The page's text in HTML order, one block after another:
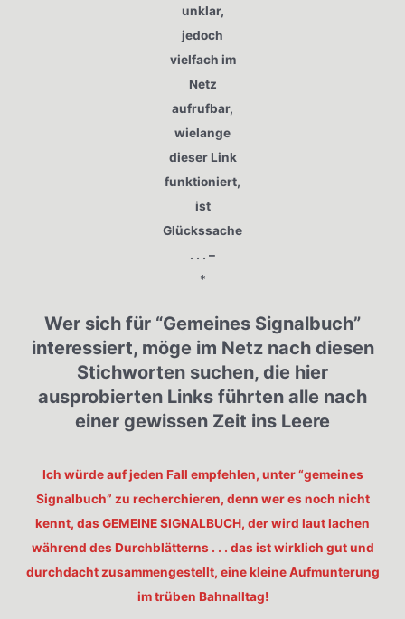
unklar,
jedoch
vielfach im
Netz
aufrufbar,
wielange
dieser Link
funktioniert,
ist
Glückssache
. . . –
*
Wer sich für “Gemeines Signalbuch”
interessiert, möge im Netz nach diesen
Stichworten suchen, die hier
ausprobierten Links führten alle nach
einer gewissen Zeit ins Leere
Ich würde auf jeden Fall empfehlen, unter “gemeines
Signalbuch” zu recherchieren, denn wer es noch nicht
kennt, das GEMEINE SIGNALBUCH, der wird laut lachen
während des Durchblätterns . . . das ist wirklich gut und
durchdacht zusammengestellt, eine kleine Aufmunterung
im trüben Bahnalltag!